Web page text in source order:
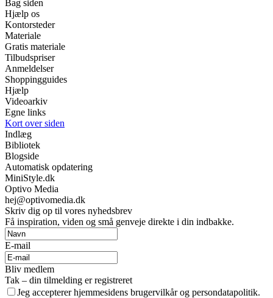
Bag siden
Hjælp os
Kontorsteder
Materiale
Gratis materiale
Tilbudspriser
Anmeldelser
Shoppingguides
Hjælp
Videoarkiv
Egne links
Kort over siden
Indlæg
Bibliotek
Blogside
Automatisk opdatering
MiniStyle.dk
Optivo Media
hej@optivomedia.dk
Skriv dig op til vores nyhedsbrev
Få inspiration, viden og små genveje direkte i din indbakke.
E-mail
Bliv medlem
Tak – din tilmelding er registreret
Jeg accepterer hjemmesidens brugervilkår og persondatapolitik.